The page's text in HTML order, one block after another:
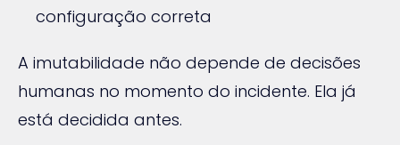
configuração correta
A imutabilidade não depende de decisões
humanas no momento do incidente. Ela já
está decidida antes.